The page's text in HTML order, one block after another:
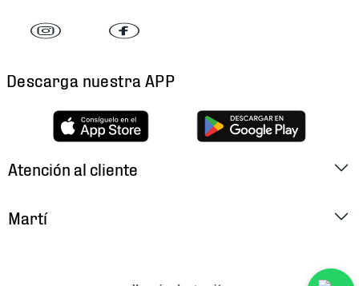
Descarga nuestra APP
Atención al cliente
Martí